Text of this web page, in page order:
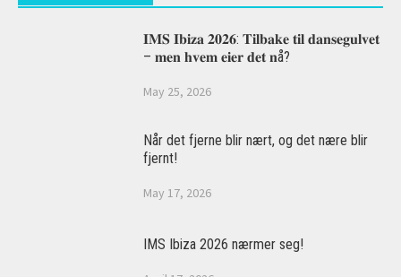
𝐈𝐌𝐒 𝐈𝐛𝐢𝐳𝐚 𝟐𝟎𝟐𝟔: 𝐓𝐢𝐥𝐛𝐚𝐤𝐞 𝐭𝐢𝐥 𝐝𝐚𝐧𝐬𝐞𝐠𝐮𝐥𝐯𝐞𝐭
– 𝐦𝐞𝐧 𝐡𝐯𝐞𝐦 𝐞𝐢𝐞𝐫 𝐝𝐞𝐭 𝐧å?
May 25, 2026
Når det fjerne blir nært, og det nære blir
fjernt!
May 17, 2026
IMS Ibiza 2026 nærmer seg!